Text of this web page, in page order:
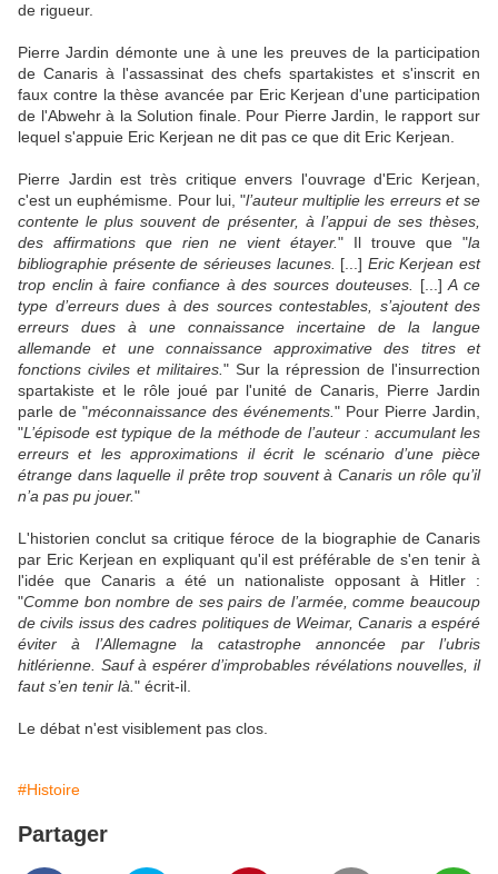
de rigueur.
Pierre Jardin démonte une à une les preuves de la participation
de Canaris à l'assassinat des chefs spartakistes et s'inscrit en
faux contre la thèse avancée par Eric Kerjean d'une participation
de l'Abwehr à la Solution finale. Pour Pierre Jardin, le rapport sur
lequel s'appuie Eric Kerjean ne dit pas ce que dit Eric Kerjean.
Pierre Jardin est très critique envers l'ouvrage d'Eric Kerjean,
c'est un euphémisme. Pour lui, "l’auteur multiplie les erreurs et se
contente le plus souvent de présenter, à l’appui de ses thèses,
des affirmations que rien ne vient étayer." Il trouve que "la
bibliographie présente de sérieuses lacunes. [...] Eric Kerjean est
trop enclin à faire confiance à des sources douteuses.
[...]A ce
type d’erreurs dues à des sources contestables, s’ajoutent des
erreurs dues à une connaissance incertaine de la langue
allemande et une connaissance approximative des titres et
fonctions civiles et militaires. " Sur la répression de l'insurrection
spartakiste et le rôle joué par l'unité de Canaris, Pierre Jardin
parle de "méconnaissance des événements. " Pour Pierre Jardin,
"L’épisode est typique de la méthode de l’auteur : accumulant les
erreurs et les approximations il écrit le scénario d’une pièce
étrange dans laquelle il prête trop souvent à Canaris un rôle qu’il
n’a pas pu jouer."
L'historien conclut sa critique féroce de la biographie de Canaris
par Eric Kerjean en expliquant qu'il est préférable de s'en tenir à
l'idée que Canaris a été un nationaliste opposant à Hitler :
"Comme bon nombre de ses pairs de l’armée, comme beaucoup
de civils issus des cadres politiques de Weimar, Canaris a espéré
éviter à l’Allemagne la catastrophe annoncée par l’ubris
hitlérienne. Sauf à espérer d’improbables révélations nouvelles, il
faut s’en tenir là. " écrit-il.
Le débat n'est visiblement pas clos.
#Histoire
Partager